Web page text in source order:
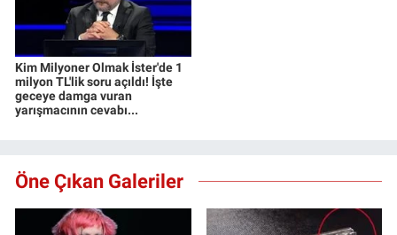
Kim Milyoner Olmak İster'de 1
milyon TL'lik soru açıldı! İşte
geceye damga vuran
yarışmacının cevabı...
Öne Çıkan Galeriler